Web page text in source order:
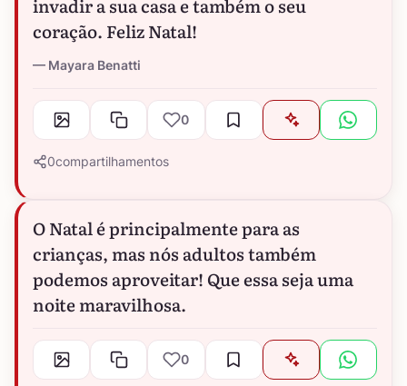
invadir a sua casa e também o seu
coração. Feliz Natal!
Mayara Benatti
0
0compartilhamentos
O Natal é principalmente para as
crianças, mas nós adultos também
podemos aproveitar! Que essa seja uma
noite maravilhosa.
0